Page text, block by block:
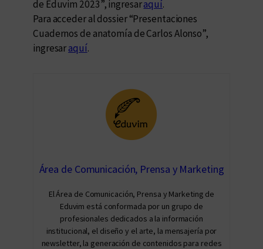
de Eduvim 2023”, ingresaraquí.
Para acceder al dossier “Presentaciones
Cuadernos de anatomía de Carlos Alonso”,
ingresaraquí.
Área de Comunicación, Prensa y Marketing
El Área de Comunicación, Prensa y Marketing de
Eduvim está conformada por un grupo de
profesionales dedicados a la información
institucional, el diseño y el arte, la mensajería por
newsletter, la generación de contenidos para redes